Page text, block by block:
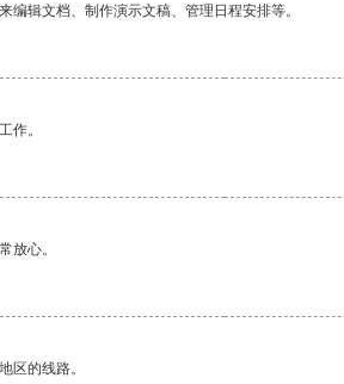
辑文档、制作演示文稿、管理日程安排等。
作。
放心。
区的线路。